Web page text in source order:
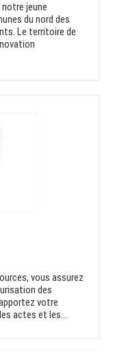
notre jeune
du nord des
Le territoire de
vous assurez
des
votre
actes et les...